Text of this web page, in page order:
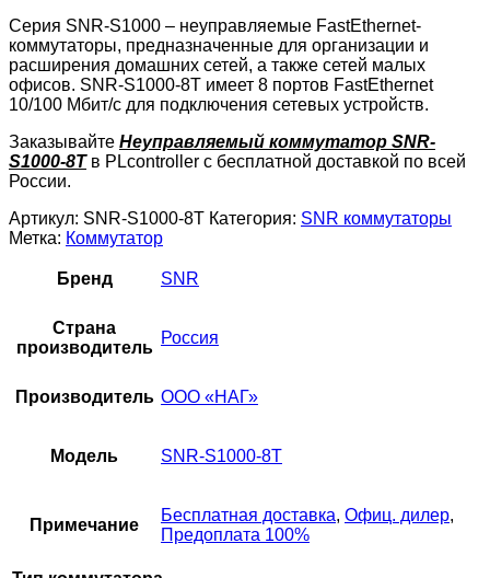
Серия SNR-S1000 – неуправляемые FastEthernet-
коммутаторы, предназначенные для организации и
расширения домашних сетей, а также сетей малых
офисов. SNR-S1000-8T имеет 8 портов FastEthernet
10/100 Мбит/с для подключения сетевых устройств.
Заказывайте Неуправляемый коммутатор SNR-
S1000-8Tв PLcontroller с бесплатной доставкой по всей
России.
Артикул: SNR-S1000-8T Категория: SNR коммутаторы
Метка: Коммутатор
Бренд SNR
Страна
производитель
Россия
Производитель ООО «НАГ»
Модель SNR-S1000-8T
Примечание
Бесплатная доставка, Офиц. дилер,
Предоплата 100%